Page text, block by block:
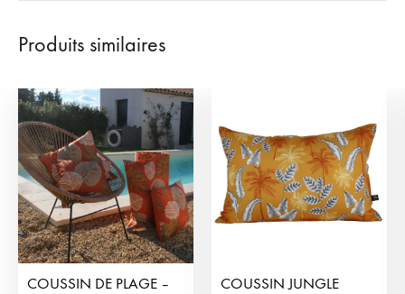
Produits similaires
COUSSIN DE PLAGE –
COUSSIN JUNGLE